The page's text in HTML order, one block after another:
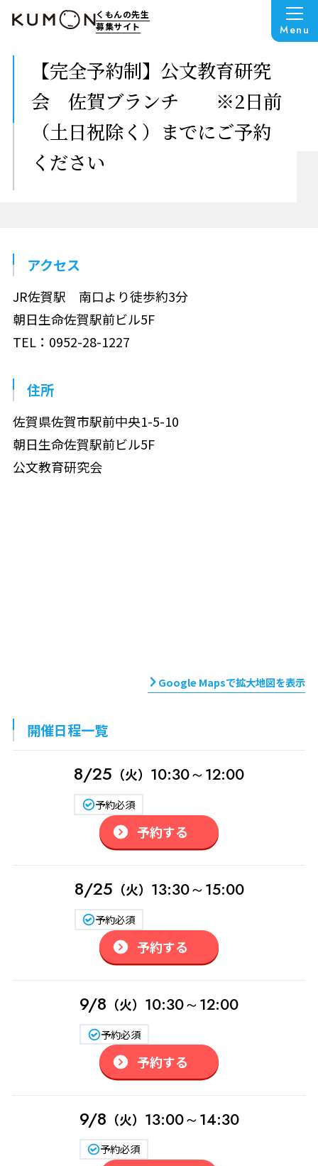
くもんの先生
募集サイト
Menu
【完全予約制】公文教育研究
会 佐賀ブランチ ※2日前
（土日祝除く）までにご予約
ください
アクセス
JR佐賀駅 南口より徒歩約3分
朝日生命佐賀駅前ビル5F
TEL：0952-28-1227
住所
佐賀県佐賀市駅前中央1-5-10
朝日生命佐賀駅前ビル5F
公文教育研究会
Google Mapsで拡大地図を表示
開催日程一覧
8/25 （火） 10:30～12:00
予約必須
予約する
8/25 （火） 13:30～15:00
予約必須
予約する
9/8 （火） 10:30～12:00
予約必須
予約する
9/8 （火） 13:00～14:30
予約必須